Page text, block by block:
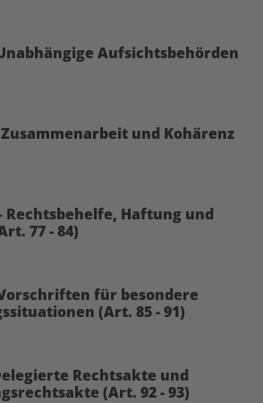
Unabhängige Aufsichtsbehörden
Zusammenarbeit und Kohärenz
Rechtsbehelfe, Haftung und
77 - 84)
Vorschriften für besondere
(Art. 85 - 91)
Rechtsakte und
(Art. 92 - 93)